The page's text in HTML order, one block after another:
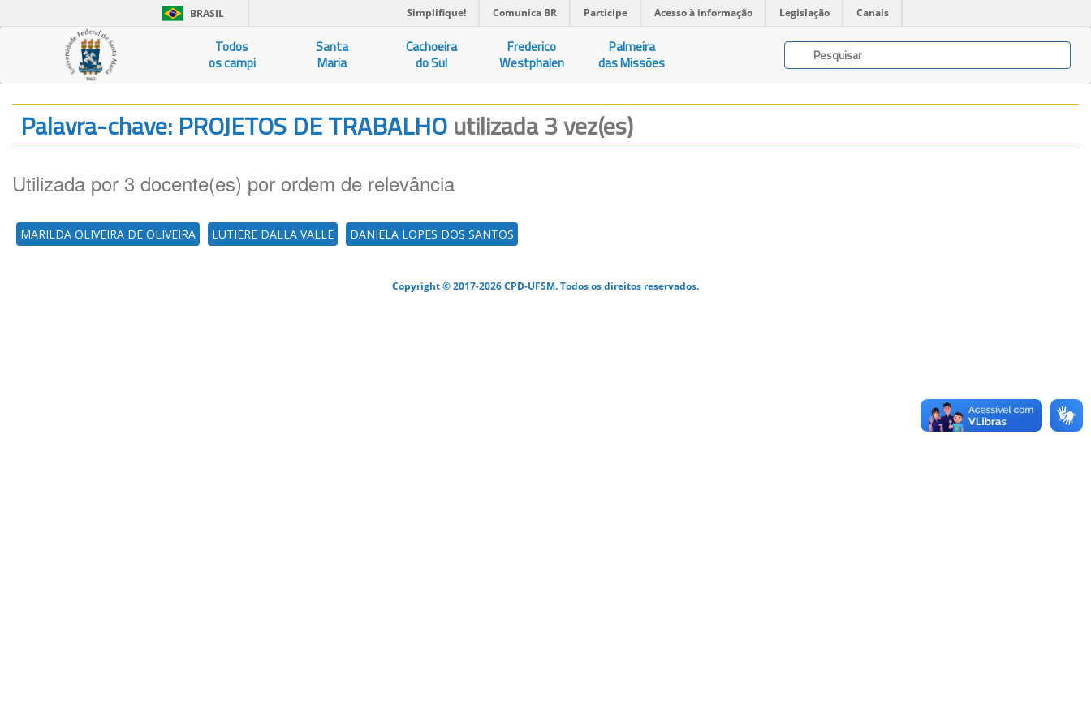
BRASIL Simplifique! Comunica BR Participe Acesso à informação Legislação Canais
Todos
os campi
Santa
Maria
Cachoeira
do Sul
Frederico
Westphalen
Palmeira
das Missões
Palavra-chave: PROJETOS DE TRABALHOutilizada 3 vez(es)
Utilizada por 3 docente(es) por ordem de relevância
MARILDA OLIVEIRA DE OLIVEIRA LUTIERE DALLA VALLE DANIELA LOPES DOS SANTOS
Copyright © 2017-2026 CPD-UFSM. Todos os direitos reservados.